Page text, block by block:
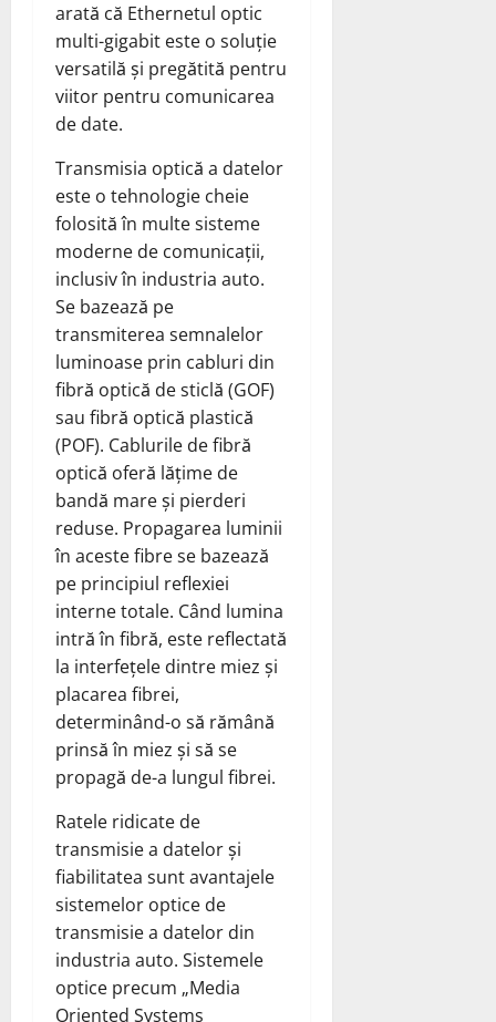
arată că Ethernetul optic
multi-gigabit este o soluție
versatilă și pregătită pentru
viitor pentru comunicarea
de date.
Transmisia optică a datelor
este o tehnologie cheie
folosită în multe sisteme
moderne de comunicații,
inclusiv în industria auto.
Se bazează pe
transmiterea semnalelor
luminoase prin cabluri din
fibră optică de sticlă (GOF)
sau fibră optică plastică
(POF). Cablurile de fibră
optică oferă lățime de
bandă mare și pierderi
reduse. Propagarea luminii
în aceste fibre se bazează
pe principiul reflexiei
interne totale. Când lumina
intră în fibră, este reflectată
la interfețele dintre miez și
placarea fibrei,
determinând-o să rămână
prinsă în miez și să se
propagă de-a lungul fibrei.
Ratele ridicate de
transmisie a datelor și
fiabilitatea sunt avantajele
sistemelor optice de
transmisie a datelor din
industria auto. Sistemele
optice precum „Media
Oriented Systems